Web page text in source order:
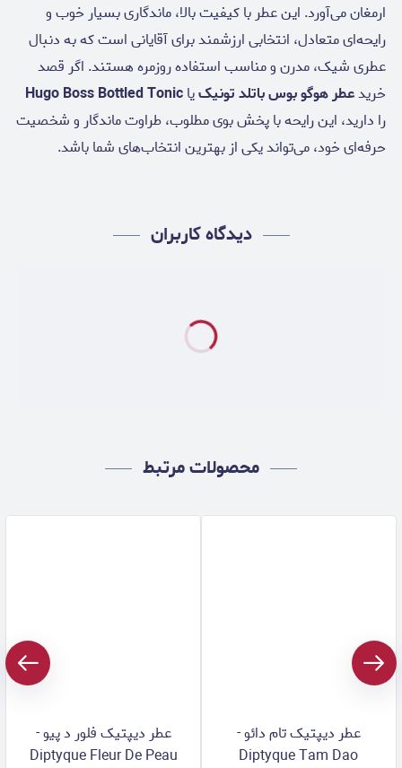
ارمغان می‌آورد. این عطر با کیفیت بالا، ماندگاری بسیار خوب و
رایحه‌ای متعادل، انتخابی ارزشمند برای آقایانی است که به دنبال
عطری شیک، مدرن و مناسب استفاده روزمره هستند. اگر قصد
خریدعطر هوگو بوس باتلد تونیکیاHugo Boss Bottled Tonic
را دارید، این رایحه با پخش بوی مطلوب، طراوت ماندگار و شخصیت
حرفه‌ای خود، می‌تواند یکی از بهترین انتخاب‌های شما باشد.
دیدگاه کاربران
محصولات مرتبط
عطر دیپتیک تام دائو -
Diptyque Tam Dao
عطر دیپتیک فلور د پیو -
Diptyque Fleur De Peau